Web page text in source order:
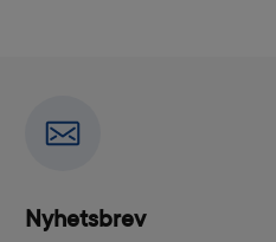
Nyhetsbrev